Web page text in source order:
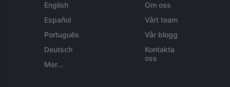
English
Español
Português
Deutsch
Mer...
Om oss
Vårt team
Vår blogg
Kontakta
oss